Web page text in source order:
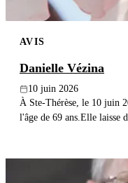
AVIS
Danielle Vézina
10 juin 2026
À Ste-Thérèse, le 10 juin
l'âge de 69 ans.Elle laisse